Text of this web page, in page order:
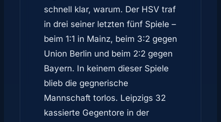
schnell klar, warum. Der HSV traf
in drei seiner letzten fünf Spiele –
beim 1:1 in Mainz, beim 3:2 gegen
Union Berlin und beim 2:2 gegen
Bayern. In keinem dieser Spiele
blieb die gegnerische
Mannschaft torlos. Leipzigs 32
kassierte Gegentore in der